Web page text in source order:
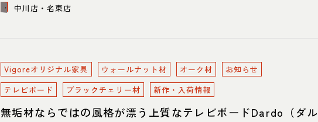
中川店・名東店
Vigoreオリジナル家具 ウォールナット材 オーク材
お知らせ
テレビボード
ブラックチェリー材 新作・入荷情報
無垢材ならではの風格が漂う上質なテレビボードDardo（ダル